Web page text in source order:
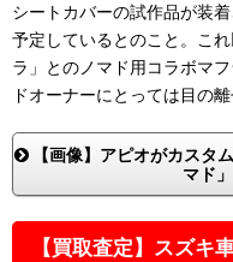
シートカバーの試作品が装
予定しているとのこと。こ
ラ」とのノマド用コラボマ
ドオーナーにとっては目の
【画像】アピオがカスタ
マド
【買取査定】スズキ